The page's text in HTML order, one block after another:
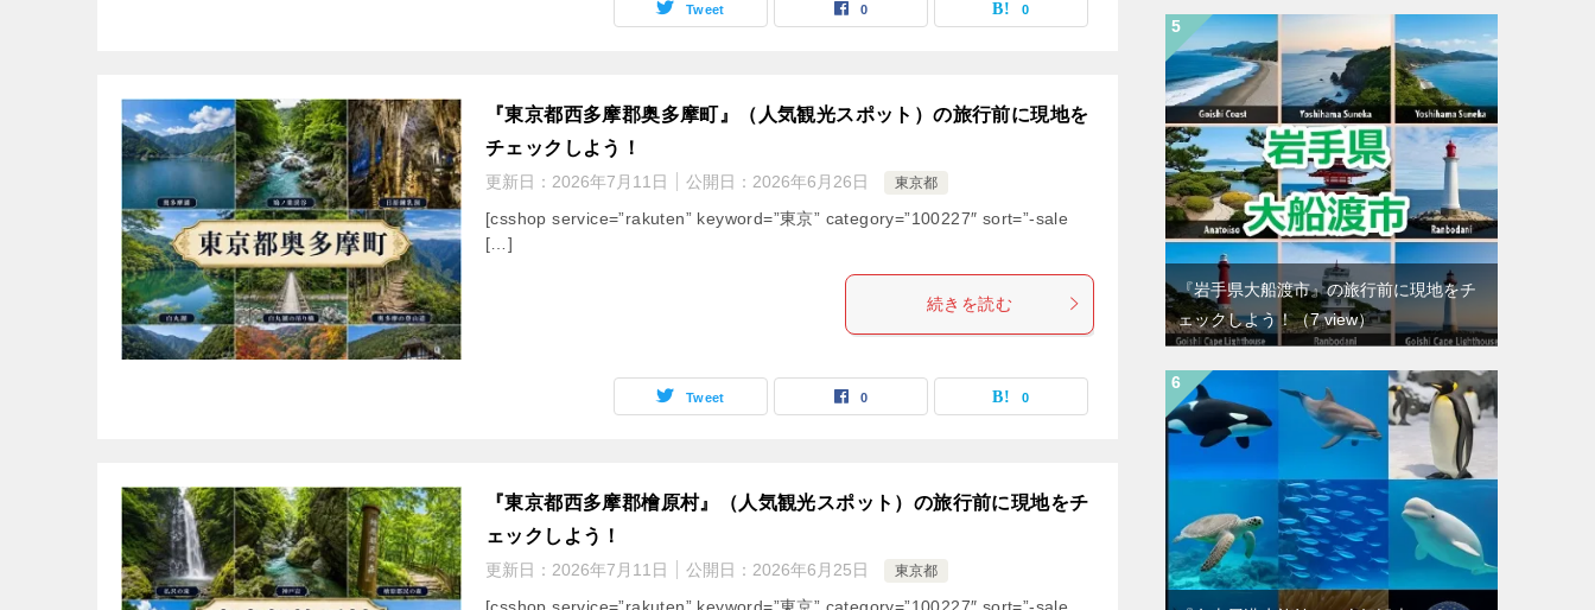
Tweet 0 0
『東京都西多摩郡奥多摩町』（人気観光スポット）の旅行前に現地を
チェックしよう！
更新日： 2026年7月11日 公開日： 2026年6月26日 東京都
[csshop service=”rakuten” keyword=”東京” category=”100227″ sort=”-sale
[…]
続きを読む
Tweet 0 0
『東京都西多摩郡檜原村』（人気観光スポット）の旅行前に現地をチ
ェックしよう！
更新日： 2026年7月11日 公開日： 2026年6月25日 東京都
[csshop service=”rakuten” keyword=”東京” category=”100227″ sort=”-sale
『岩手県大船渡市』の旅行前に現地をチ
ェックしよう！（7 view）